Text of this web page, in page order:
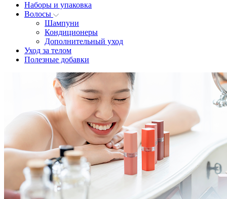
Наборы и упаковка
Волосы
Шампуни
Кондиционеры
Дополнительный уход
Уход за телом
Полезные добавки